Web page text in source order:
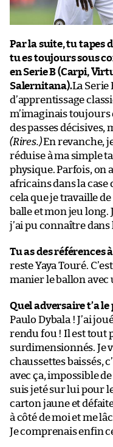
Par la suite, tu tapes
tu es toujours sous
en Serie B (Carpi,
Salernitana).La Serie
d’apprentissage
m’imaginais toujours
des passes décisives,
(Rires.)En revanche,
réduise à ma simple
physique. Parfois, on
africains dans la case
cela que je travaille
balle et mon jeu long.
j’ai pu connaître
Tu as des références
reste Yaya Touré.
manier le ballon avec
Quel adversaire t’a
Paulo Dybala ! J’ai
rendu fou ! Il est tout
surdimensionnés. Je
chaussettes baissés,
avec ça, impossible
suis jeté sur lui pour
carton jaune et
à côté de moi et me
Je comprenais enfin